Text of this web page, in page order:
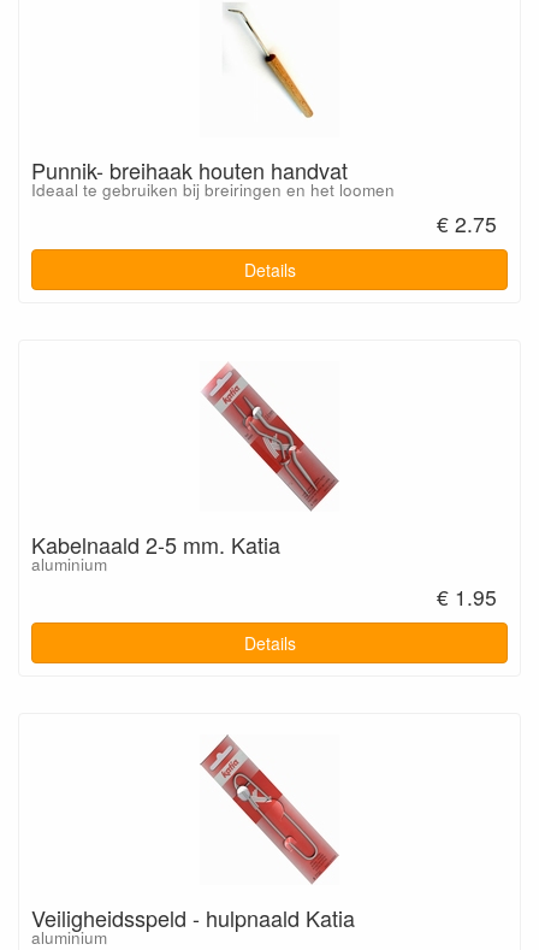
Punnik- breihaak houten handvat
Ideaal te gebruiken bij breiringen en het loomen
€ 2.75
Details
Kabelnaald 2-5 mm. Katia
aluminium
€ 1.95
Details
Veiligheidsspeld - hulpnaald Katia
aluminium